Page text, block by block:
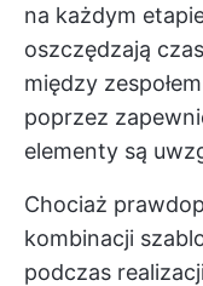
na każdym
oszczędzają
między
poprzez
elementy są
Chociaż
kombinacji
podczas